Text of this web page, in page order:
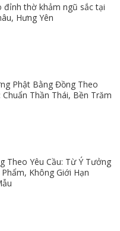
đỉnh thờ khảm ngũ sắc tại
Hưng Yên
Phật Bằng Đồng Theo
Chuẩn Thần Thái, Bền Trăm
Theo Yêu Cầu: Từ Ý Tưởng
Không Giới Hạn